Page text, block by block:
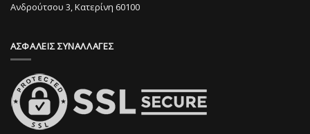
σελίδα
Ανδρούτσου 3, Κατερίνη 60100
ΑΣΦΑΛΕΙΣ ΣΥΝΑΛΛΑΓΕΣ